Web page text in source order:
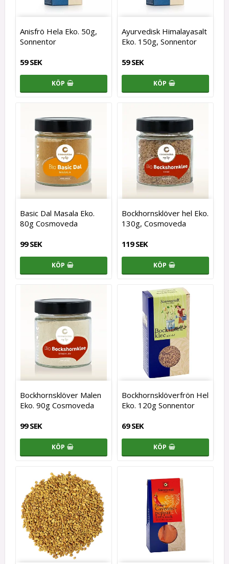
Anisfrö Hela Eko. 50g,
Sonnentor
59 SEK
KÖP
Ayurvedisk Himalayasalt
Eko. 150g, Sonnentor
59 SEK
KÖP
Basic Dal Masala Eko.
80g Cosmoveda
99 SEK
KÖP
Bockhornsklöver hel Eko.
130g, Cosmoveda
119 SEK
KÖP
Bockhornsklöver Malen
Eko. 90g Cosmoveda
99 SEK
KÖP
Bockhornsklöverfrön Hel
Eko. 120g Sonnentor
69 SEK
KÖP